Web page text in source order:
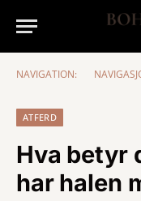
NAVIGATION:
ATFERD
Hva betyr
har halen